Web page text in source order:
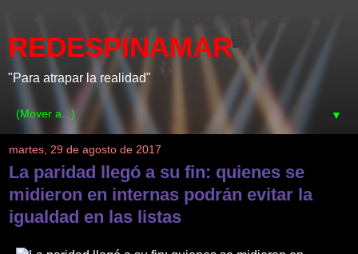
REDESPINAMAR
"Para atrapar la realidad"
▼
martes, 29 de agosto de 2017
La paridad llegó a su fin: quienes se
midieron en internas podrán evitar la
igualdad en las listas